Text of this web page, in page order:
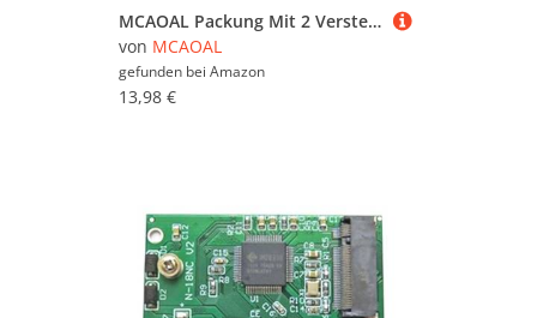
MCAOAL Packung Mit 2 Verstellbaren Stahlmöbeln Beine Sofa Couch Beine Stoßdämpferung Fußpolster Für Schreibtisch Couches Regale & Kommode Couchtisch Couchtisch
von MCAOAL
gefunden bei Amazon
13,98 €